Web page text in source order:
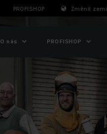
PROFISHOP Změnit zemi
O nás PROFISHOP